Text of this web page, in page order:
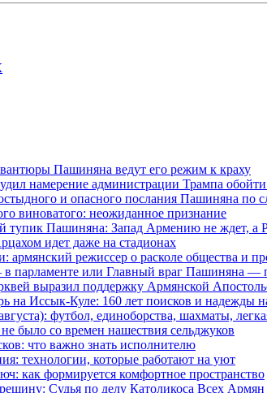
Пашиняна ведут его режим к краху
намерение администрации Трампа
и опасного послания Пашиняна по
виноватого: неожиданное признание
тупик Пашиняна: Запад Армению не ждет, а
идет даже на стадионах
армянский режиссер о расколе общества и
парламенте или Главный враг Пашиняна —
выразил поддержку Армянской
на Иссык-Куле: 160 лет поисков и надежды
футбол, единоборства, шахматы,
было со времен нашествия сельджуков
что важно знать исполнителю
технологии, которые работают на уют
как формируется комфортное пространство
Судья по делу Католикоса Всех Армян